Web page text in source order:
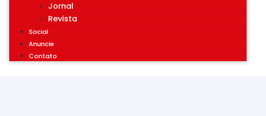
Jornal
Revista
Social
Anuncie
Contato